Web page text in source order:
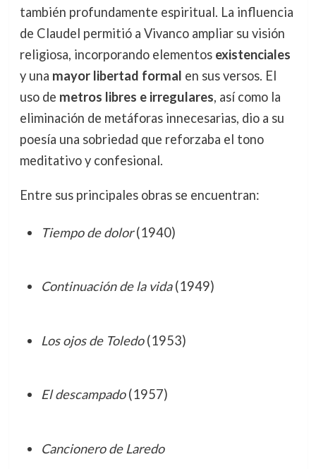
también profundamente espiritual. La influencia
de Claudel permitió a Vivanco ampliar su visión
religiosa, incorporando elementos existenciales
y una mayor libertad formal en sus versos. El
uso de metros libres e irregulares, así como la
eliminación de metáforas innecesarias, dio a su
poesía una sobriedad que reforzaba el tono
meditativo y confesional.
Entre sus principales obras se encuentran:
Tiempo de dolor(1940)
Continuación de la vida(1949)
Los ojos de Toledo(1953)
El descampado(1957)
Cancionero de Laredo